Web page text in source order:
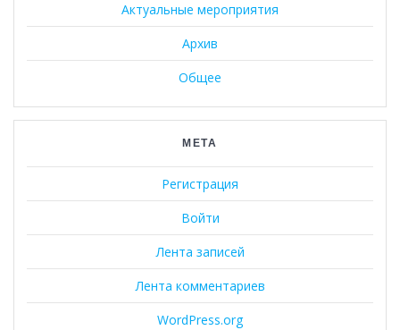
Актуальные мероприятия
Архив
Общее
МЕТА
Регистрация
Войти
Лента записей
Лента комментариев
WordPress.org